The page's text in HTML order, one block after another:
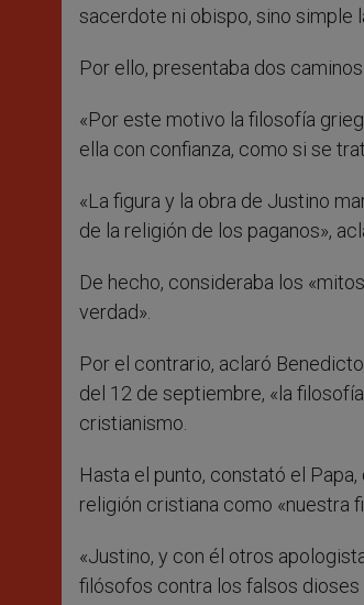
sacerdote ni obispo, sino simple
Por ello, presentaba dos
«Por este motivo la filosofía
ella con confianza, como si se
«La figura y la obra de Justino
de la religión de los paganos»,
De hecho, consideraba los
verdad».
Por el contrario, aclaró
del 12 de septiembre, «la
cristianismo.
Hasta el punto, constató el
religión cristiana como «nuestra
«Justino, y con él otros
filósofos contra los falsos dioses